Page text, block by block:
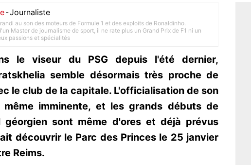
-Journaliste
au son des moteurs de Formule 1 et des exploits de Ronaldinho.
Master de journalisme de sport, il ne rate plus un Grand Prix de F1 ni un
passions et spécialités
le viseur du PSG depuis l'été dernier,
semble désormais très proche de
le club de la capitale. L'officialisation de son
imminente, et les grands débuts de
géorgien sont même d'ores et déjà prévus
découvrir le Parc des Princes le 25 janvier
Reims.